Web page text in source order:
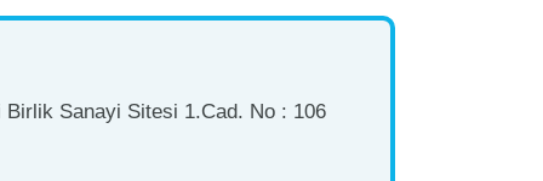
Sanayi Sitesi 1.Cad. No : 106